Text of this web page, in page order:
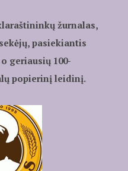
žurnalas,
pasiekiantis
geriausių 100-
popierinį leidinį.